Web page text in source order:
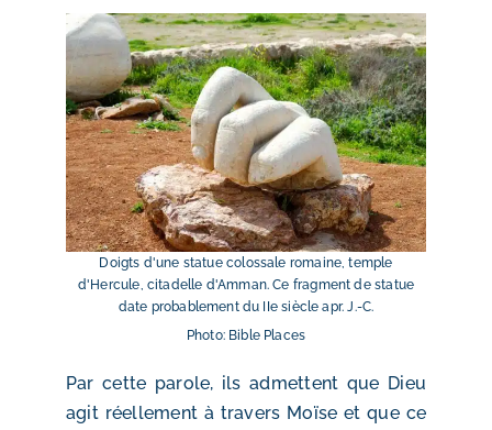
Doigts d'une statue colossale romaine, temple
d'Hercule, citadelle d'Amman. Ce fragment de statue
date probablement du IIe siècle apr. J.-C.
Photo: Bible Places
Par cette parole, ils admettent que Dieu
agit réellement à travers Moïse et que ce